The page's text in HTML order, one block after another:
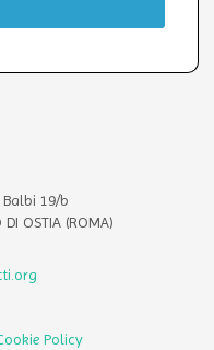
19/b
OSTIA (ROMA)
Policy